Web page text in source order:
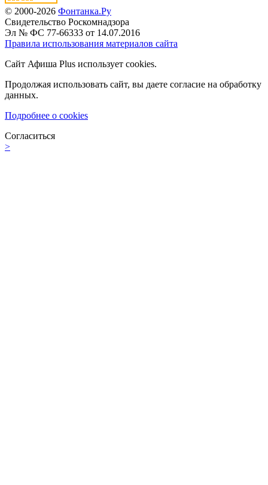
© 2000-2026 Фонтанка.Ру
Свидетельство Роскомнадзора
Эл № ФС 77-66333 от 14.07.2016
Правила использования материалов сайта
Сайт Афиша Plus использует cookies.
Продолжая использовать сайт, вы даете согласие на обработку
данных.
Подробнее о cookies
Согласиться
>